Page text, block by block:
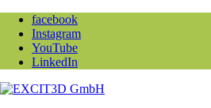
facebook
Instagram
YouTube
LinkedIn